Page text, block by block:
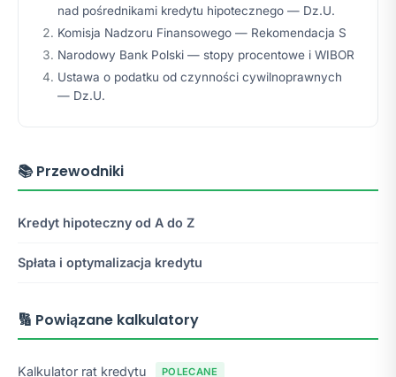
nad pośrednikami kredytu hipotecznego — Dz.U.
Komisja Nadzoru Finansowego — Rekomendacja S
Narodowy Bank Polski — stopy procentowe i WIBOR
Ustawa o podatku od czynności cywilnoprawnych
— Dz.U.
📚 Przewodniki
Kredyt hipoteczny od A do Z
Spłata i optymalizacja kredytu
🔢 Powiązane kalkulatory
Kalkulator rat kredytu POLECANE